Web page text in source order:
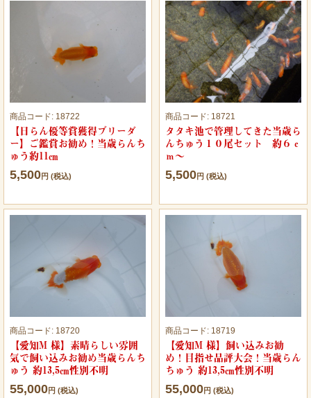
商品コード: 18722
【日らん優等賞獲得ブリーダ
ー】ご鑑賞お勧め！当歳らんち
ゅう約11㎝
5,500円 (税込)
商品コード: 18721
タタキ池で管理してきた当歳ら
んちゅう１０尾セット 約６ｃ
ｍ～
5,500円 (税込)
商品コード: 18720
【愛知M 様】素晴らしい雰囲
気で飼い込みお勧め当歳らんち
ゅう 約13,5㎝性別不明
55,000円 (税込)
商品コード: 18719
【愛知M 様】飼い込みお勧
め！目指せ品評大会！当歳らん
ちゅう 約13,5㎝性別不明
55,000円 (税込)